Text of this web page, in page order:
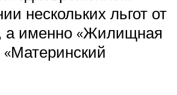
нескольких льгот от
а именно «Жилищная